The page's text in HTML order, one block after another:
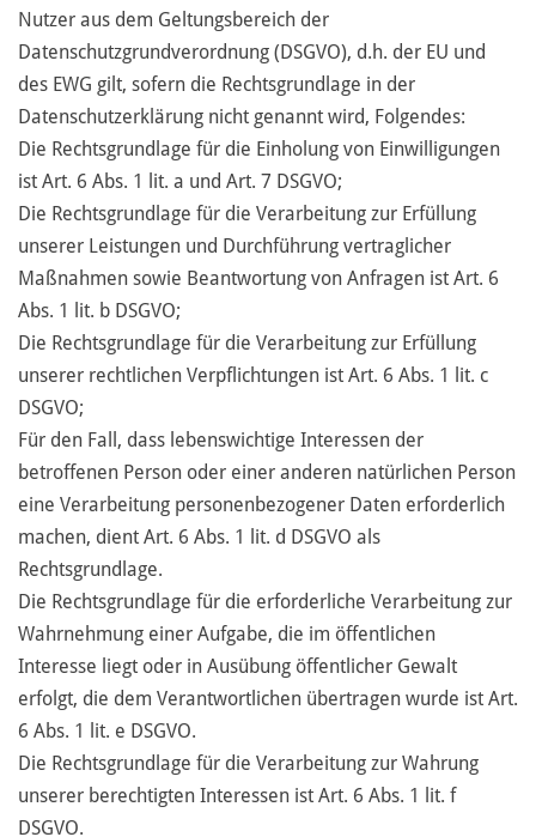
Nutzer aus dem Geltungsbereich der
Datenschutzgrundverordnung (DSGVO), d.h. der EU und
des EWG gilt, sofern die Rechtsgrundlage in der
Datenschutzerklärung nicht genannt wird, Folgendes:
Die Rechtsgrundlage für die Einholung von Einwilligungen
ist Art. 6 Abs. 1 lit. a und Art. 7 DSGVO;
Die Rechtsgrundlage für die Verarbeitung zur Erfüllung
unserer Leistungen und Durchführung vertraglicher
Maßnahmen sowie Beantwortung von Anfragen ist Art. 6
Abs. 1 lit. b DSGVO;
Die Rechtsgrundlage für die Verarbeitung zur Erfüllung
unserer rechtlichen Verpflichtungen ist Art. 6 Abs. 1 lit. c
DSGVO;
Für den Fall, dass lebenswichtige Interessen der
betroffenen Person oder einer anderen natürlichen Person
eine Verarbeitung personenbezogener Daten erforderlich
machen, dient Art. 6 Abs. 1 lit. d DSGVO als
Rechtsgrundlage.
Die Rechtsgrundlage für die erforderliche Verarbeitung zur
Wahrnehmung einer Aufgabe, die im öffentlichen
Interesse liegt oder in Ausübung öffentlicher Gewalt
erfolgt, die dem Verantwortlichen übertragen wurde ist Art.
6 Abs. 1 lit. e DSGVO.
Die Rechtsgrundlage für die Verarbeitung zur Wahrung
unserer berechtigten Interessen ist Art. 6 Abs. 1 lit. f
DSGVO.